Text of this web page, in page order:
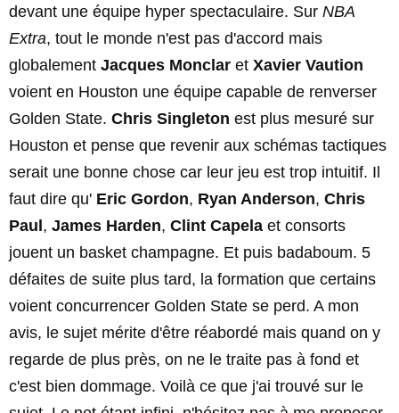
devant une équipe hyper spectaculaire. Sur NBA
Extra, tout le monde n'est pas d'accord mais
globalement Jacques Monclar et Xavier Vaution
voient en Houston une équipe capable de renverser
Golden State. Chris Singleton est plus mesuré sur
Houston et pense que revenir aux schémas tactiques
serait une bonne chose car leur jeu est trop intuitif. Il
faut dire qu' Eric Gordon, Ryan Anderson, Chris
Paul, James Harden, Clint Capela et consorts
jouent un basket champagne. Et puis badaboum. 5
défaites de suite plus tard, la formation que certains
voient concurrencer Golden State se perd. A mon
avis, le sujet mérite d'être réabordé mais quand on y
regarde de plus près, on ne le traite pas à fond et
c'est bien dommage. Voilà ce que j'ai trouvé sur le